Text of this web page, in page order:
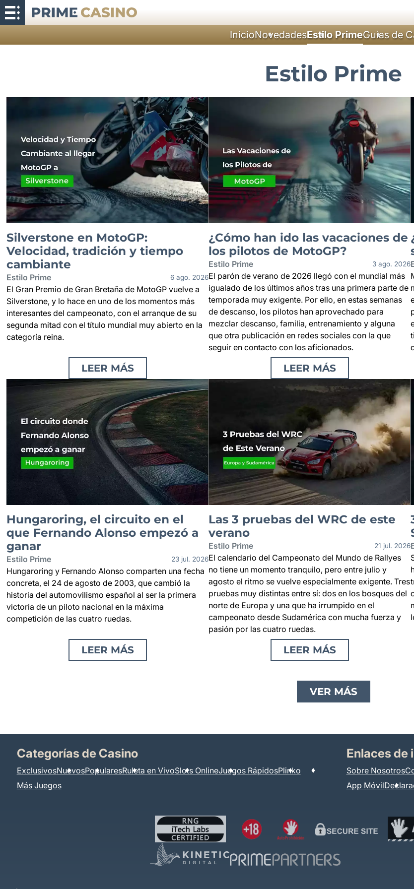
InicioNovedadesEstilo PrimeGuías de
Estilo Prime
Silverstone en MotoGP:
Velocidad, tradición y tiempo
cambiante
Estilo Prime 6 ago. 2026
El Gran Premio de Gran Bretaña de MotoGP vuelve a
Silverstone, y lo hace en uno de los momentos más
interesantes del campeonato, con el arranque de su
segunda mitad con el título mundial muy abierto en la
categoría reina.
LEER MÁS
¿Cómo han ido las vacaciones de
los pilotos de MotoGP?
Estilo Prime 3 ago. 2026
El parón de verano de 2026 llegó con el mundial más
igualado de los últimos años tras una primera parte de
temporada muy exigente. Por ello, en estas semanas
de descanso, los pilotos han aprovechado para
mezclar descanso, familia, entrenamiento y alguna
que otra publicación en redes sociales con la que
seguir en contacto con los aficionados.
LEER MÁS
Hungaroring, el circuito en el
que Fernando Alonso empezó a
ganar
Estilo Prime 23 jul. 2026
Hungaroring y Fernando Alonso comparten una fecha
concreta, el 24 de agosto de 2003, que cambió la
historia del automovilismo español al ser la primera
victoria de un piloto nacional en la máxima
competición de las cuatro ruedas.
LEER MÁS
Las 3 pruebas del WRC de este
verano
Estilo Prime 21 jul. 2026
El calendario del Campeonato del Mundo de Rallyes
no tiene un momento tranquilo, pero entre julio y
agosto el ritmo se vuelve especialmente exigente. Tres
pruebas muy distintas entre sí: dos en los bosques del
norte de Europa y una que ha irrumpido en el
campeonato desde Sudamérica con mucha fuerza y
pasión por las cuatro ruedas.
LEER MÁS
VER MÁS
Categorías de Casino
ExclusivosNuevosPopularesRuleta en VivoSlots OnlineJuegos RápidosPlinko
Más Juegos
Enlaces de
Sobre Nosotros
App Móvil